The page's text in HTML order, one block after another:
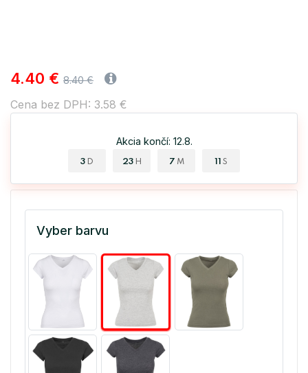
4.40 € 8.40 €
Cena bez DPH: 3.58 €
Akcia končí: 12.8.
3 D 23 H 7 M 10S
Vyber barvu